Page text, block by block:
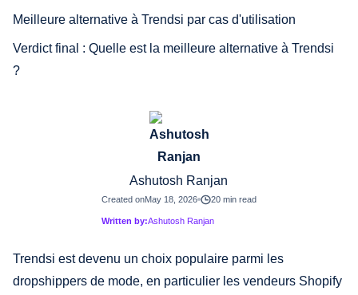
Ashutosh Ranjan
Created onMay 18, 2026 20 min read
Written by:Ashutosh Ranjan
Trendsi est devenu un choix populaire parmi les
dropshippers de mode, en particulier les vendeurs Shopify
Meilleure alternative à Trendsi par cas d'utilisation
Verdict final : Quelle est la meilleure alternative à Trendsi
?